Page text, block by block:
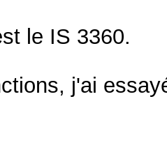
le IS 3360.
j'ai